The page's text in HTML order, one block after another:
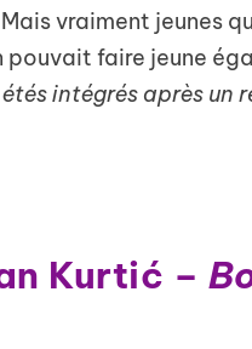
vraiment jeunes
pouvait faire jeune
intégrés après un
Kurtić –